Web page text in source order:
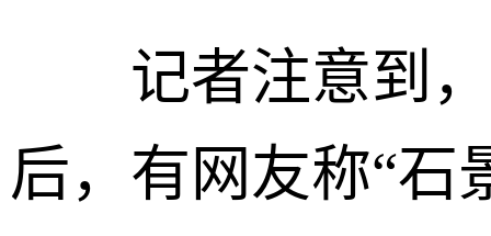
记者注意到，
后，有网友称“石